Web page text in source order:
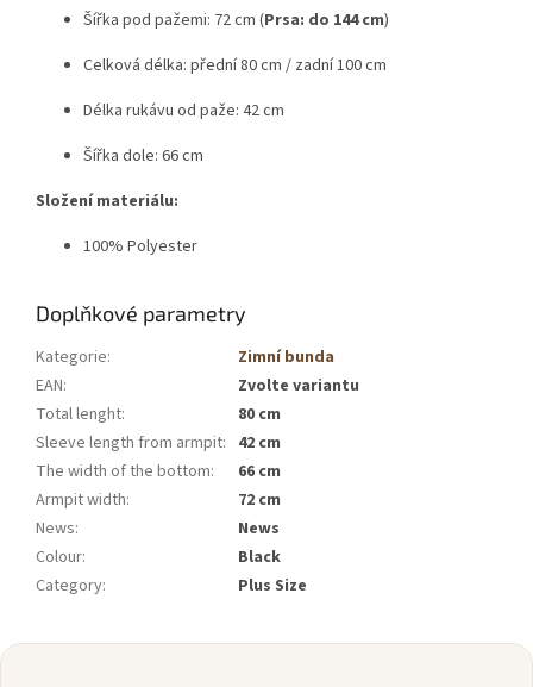
Šířka pod pažemi: 72 cm (Prsa: do 144 cm)
Celková délka: přední 80 cm / zadní 100 cm
Délka rukávu od paže: 42 cm
Šířka dole: 66 cm
Složení materiálu:
100% Polyester
Doplňkové parametry
Kategorie:
Zimní bunda
EAN:
Zvolte variantu
Total lenght:
80 cm
Sleeve length from armpit: 42 cm
The width of the bottom:
66 cm
Armpit width:
72 cm
News:
News
Colour:
Black
Category: Plus Size
Z